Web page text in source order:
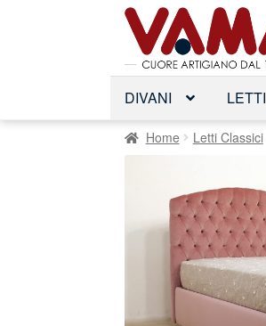
Vai
alla
navigazione
Vai
al
contenuto
DIVANI LETTI
Home Letti Classici